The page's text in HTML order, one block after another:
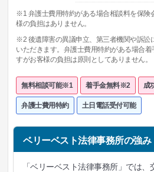
※1 弁護士費用特約がある場合相談料を保険
様の負担はありません。
※2 後遺障害の異議申立、第三者機関や訴訟
いただきます。弁護士費用特約がある場合
すがお客様の負担は原則としてありません。
無料相談可能※1 着手金無料※2 成
弁護士費用特約 土日電話受付可能
ベリーベスト法律事務所の強み
「ベリーベスト法律事務所」では